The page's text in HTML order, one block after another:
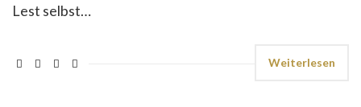
Lest selbst…
Weiterlesen